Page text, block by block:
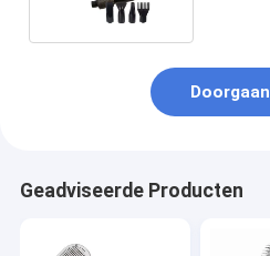
Doorgaan
Geadviseerde Producten